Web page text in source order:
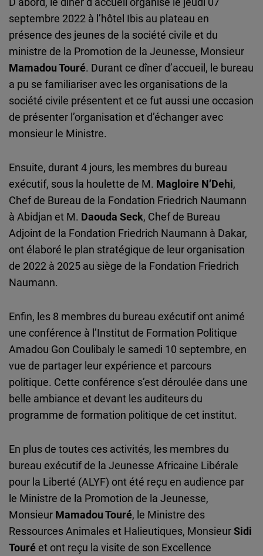
septembre 2022 à l’hôtel Ibis au plateau en
présence des jeunes de la société civile et du
ministre de la Promotion de la Jeunesse, Monsieur
Mamadou Touré. Durant ce dîner d’accueil, le bureau
a pu se familiariser avec les organisations de la
société civile présentent et ce fut aussi une occasion
de présenter l’organisation et d’échanger avec
monsieur le Ministre.
Ensuite, durant 4 jours, les membres du bureau
exécutif, sous la houlette de M. Magloire N’Dehi,
Chef de Bureau de la Fondation Friedrich Naumann
à Abidjan et M. Daouda Seck, Chef de Bureau
Adjoint de la Fondation Friedrich Naumann à Dakar,
ont élaboré le plan stratégique de leur organisation
de 2022 à 2025 au siège de la Fondation Friedrich
Naumann.
Enfin, les 8 membres du bureau exécutif ont animé
une conférence à l’Institut de Formation Politique
Amadou Gon Coulibaly le samedi 10 septembre, en
vue de partager leur expérience et parcours
politique. Cette conférence s’est déroulée dans une
belle ambiance et devant les auditeurs du
programme de formation politique de cet institut.
En plus de toutes ces activités, les membres du
bureau exécutif de la Jeunesse Africaine Libérale
pour la Liberté (ALYF) ont été reçu en audience par
le Ministre de la Promotion de la Jeunesse,
Monsieur Mamadou Touré, le Ministre des
Ressources Animales et Halieutiques, MonsieurSidi
Touré et ont reçu la visite de son Excellence